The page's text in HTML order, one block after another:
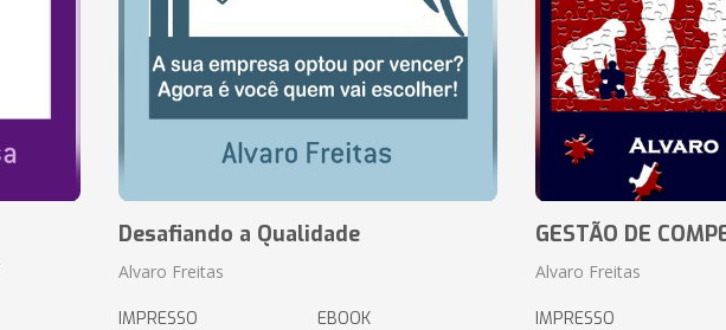
Desafiando a Qualidade
Alvaro Freitas
IMPRESSO EBOOK
GESTÃO DE
Alvaro Freitas
IMPRESSO